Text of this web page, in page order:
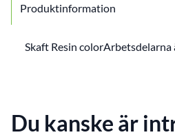
Produktinformation
Skaft Resin colorArbetsdelarna
Du kanske är